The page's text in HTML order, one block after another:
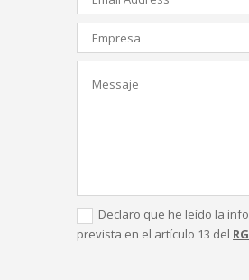
Declaro que he leído la
prevista en el artículo 13 del